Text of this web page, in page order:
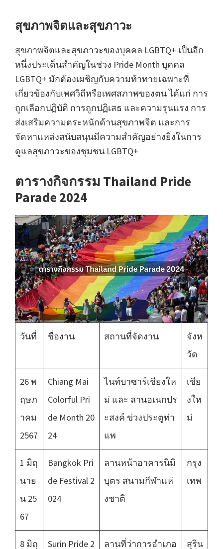
สุขภาพจิตและสุขภาวะ
สุขภาพจิตและสุขภาวะของบุคคล LGBTQ+ เป็นอีก
หนึ่งประเด็นสำคัญในช่วง Pride Month บุคคล
LGBTQ+ มักต้องเผชิญกับความท้าทายเฉพาะที่
เกี่ยวข้องกับเพศวิถีหรือเพศสภาพของตน ได้แก่ การ
ถูกเลือกปฏิบัติ การถูกปฏิเสธ และความรุนแรง การ
ส่งเสริมความตระหนักด้านสุขภาพจิต และการ
จัดหาแหล่งสนับสนุนมีความสำคัญอย่างยิ่งในการ
ดูแลสุขภาวะของชุมชน LGBTQ+
ตารางกิจกรรม Thailand Pride
Parade 2024
วันที่ ชื่องาน สถานที่จัดงาน
จังห
วัด
26 พ
ฤษภ
าคม
2567
Chiang Mai
Colorful Pri
de Month 20
24
ไนท์บาซาร์เชียงให
ม่ และ ลานอเนกปร
ะสงค์ ข่วงประตูท่า
แพ
เชีย
งให
ม่
1 มิถุ
นาย
น 25
67
Bangkok Pri
de Festival 2
024
ลานหน้าอาคารนิมิ
บุตร สนามกีฬาแห่
งชาติ
กรุง
เทพ
8 มิถุ Surin Pride 2 ลานที่ว่าการอำเภอ สุริน